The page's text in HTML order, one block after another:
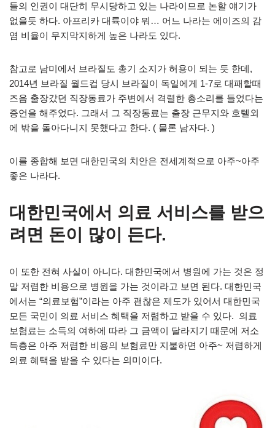
들의 인권이 대단히 무시당하고 있는 나라이므로 논할 얘기가
없을듯 하다. 아프리카 대륙이야 뭐… 어느 나라는 에이즈의 감
염 비율이 무지막지하게 높은 나라도 있다.
참고로 남미에서 브라질도 총기 소지가 허용이 되는 듯 한데,
2014년 브라질 월드컵 당시 브라질이 독일에게 1-7로 대패할때
즈음 출장갔던 직장동료가 주변에서 격렬한 총소리를 들었다는
증언을 해주었다. 그래서 그 직장동료는 출장 근무지와 호텔외
에 밖을 돌아다니지 못했다고 한다. ( 물론 남자다. )
이를 종합해 보면 대한민국의 치안은 전세계적으로 아주~아주
좋은 나라다.
대한민국에서 의료 서비스를 받으
려면 돈이 많이 든다.
이 또한 전혀 사실이 아니다. 대한민국에서 병원에 가는 것은 정
말 저렴한 비용으로 병원을 가는 것이라고 보면 된다. 대한민국
에서는 “의료보험”이라는 아주 괜찮은 제도가 있어서 대한민국
모든 국민이 의료 서비스 혜택을 저렴하고 받을 수 있다. 의료
보험료는 소득의 여하에 따라 그 금액이 달라지기 때문에 저소
득층은 아주 저렴한 비용의 보험료만 지불하면 아주~ 저렴하게
의료 혜택을 받을 수 있다는 의미이다.